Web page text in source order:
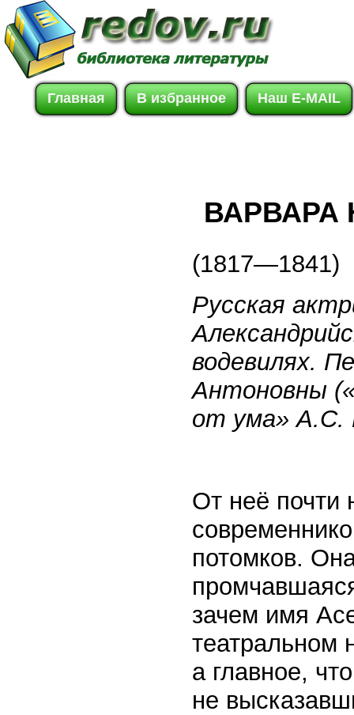
Главная В избранное Наш E-MAIL
ВАРВАРА
(1817—1841)
Русская
водевилях.
Антоновны
от ума» А.С.
От неё почти
потомков.
зачем имя
театральном
а главное,
не